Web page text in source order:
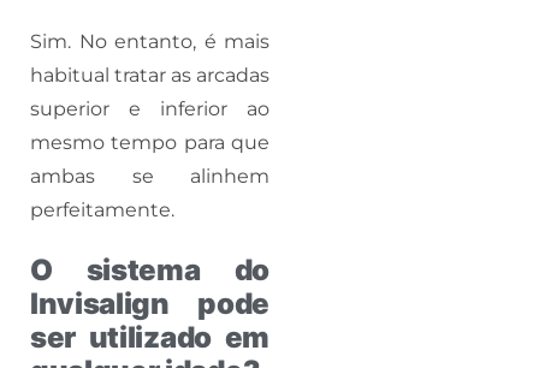
Sim. No entanto, é mais
habitual tratar as arcadas
superior e inferior ao
mesmo tempo para que
ambas se alinhem
perfeitamente.
O sistema do
Invisalign pode
ser utilizado em